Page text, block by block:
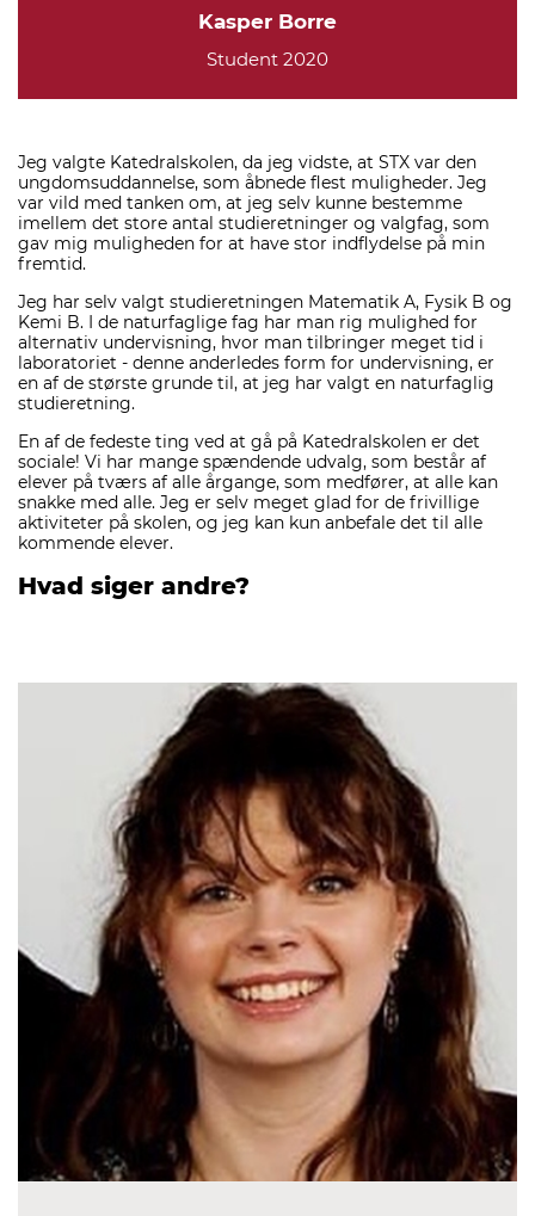
Kasper Borre
Student 2020
Jeg valgte Katedralskolen, da jeg vidste, at STX var den
ungdomsuddannelse, som åbnede flest muligheder. Jeg
var vild med tanken om, at jeg selv kunne bestemme
imellem det store antal studieretninger og valgfag, som
gav mig muligheden for at have stor indflydelse på min
fremtid.
Jeg har selv valgt studieretningen Matematik A, Fysik B og
Kemi B. I de naturfaglige fag har man rig mulighed for
alternativ undervisning, hvor man tilbringer meget tid i
laboratoriet - denne anderledes form for undervisning, er
en af de største grunde til, at jeg har valgt en naturfaglig
studieretning.
En af de fedeste ting ved at gå på Katedralskolen er det
sociale! Vi har mange spændende udvalg, som består af
elever på tværs af alle årgange, som medfører, at alle kan
snakke med alle. Jeg er selv meget glad for de frivillige
aktiviteter på skolen, og jeg kan kun anbefale det til alle
kommende elever.
Hvad siger andre?